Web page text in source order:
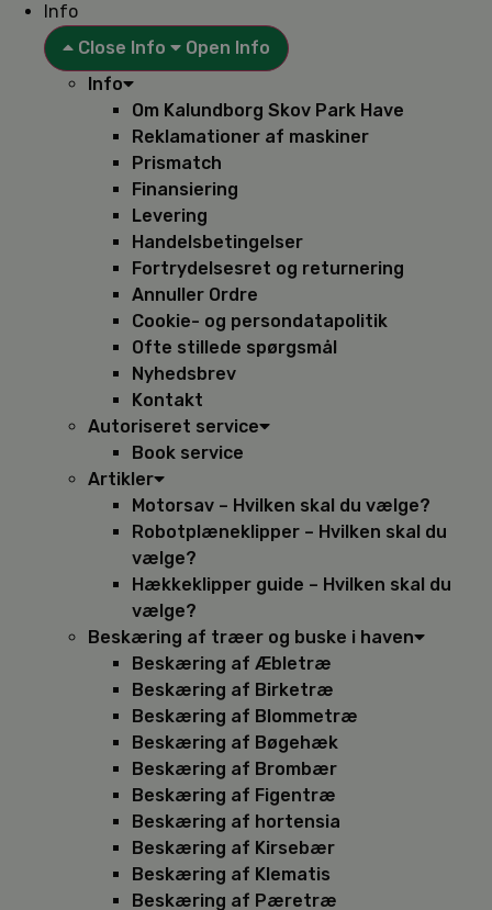
Info
Close Info
Open Info
Info
Om Kalundborg Skov Park Have
Reklamationer af maskiner
Prismatch
Finansiering
Levering
Handelsbetingelser
Fortrydelsesret og returnering
Annuller Ordre
Cookie- og persondatapolitik
Ofte stillede spørgsmål
Nyhedsbrev
Kontakt
Autoriseret service
Book service
Artikler
Motorsav – Hvilken skal du vælge?
Robotplæneklipper – Hvilken skal du
vælge?
Hækkeklipper guide – Hvilken skal du
vælge?
Beskæring af træer og buske i haven
Beskæring af Æbletræ
Beskæring af Birketræ
Beskæring af Blommetræ
Beskæring af Bøgehæk
Beskæring af Brombær
Beskæring af Figentræ
Beskæring af hortensia
Beskæring af Kirsebær
Beskæring af Klematis
Beskæring af Pæretræ